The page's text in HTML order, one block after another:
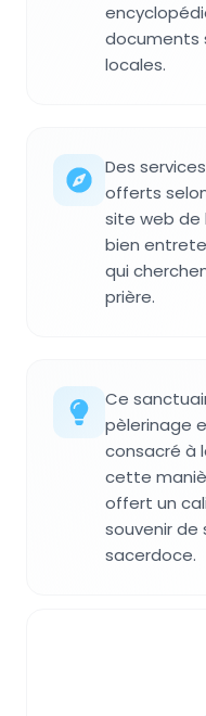
documents
locales.
Des
offerts
site web de
bien
qui
prière.
Ce
pèlerinage
consacré à
cette
offert un
souvenir de
sacerdoce.